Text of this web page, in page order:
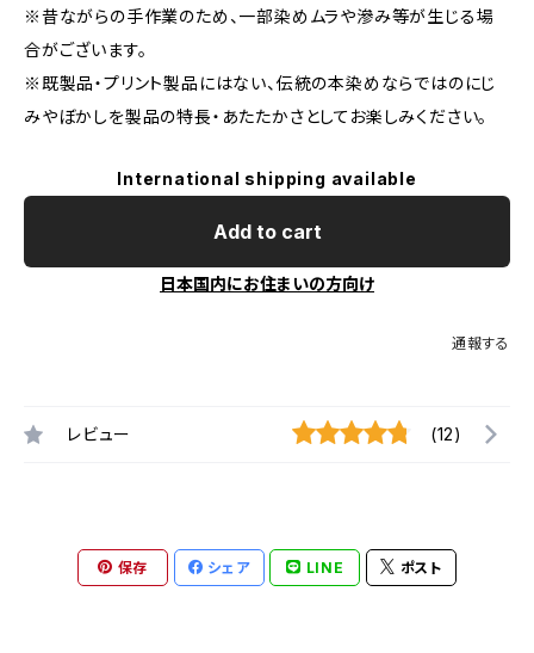
※昔ながらの手作業のため、一部染めムラや滲み等が生じる場
合がございます。
※既製品・プリント製品にはない、伝統の本染めならではのにじ
みやぼかしを製品の特長・あたたかさとしてお楽しみください。
International shipping available
Add to cart
日本国内にお住まいの方向け
通報する
レビュー (12)
保存 シェア LINE ポスト